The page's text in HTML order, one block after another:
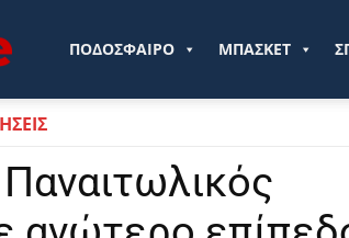
Sportlive.grΠΟΔΟΣΦΑΙΡΟ ΜΠΑΣΚΕΤ